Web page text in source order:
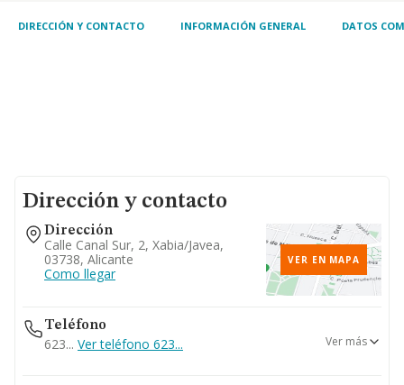
establecimien
DIRECCIÓN Y CONTACTO INFORMACIÓN GENERAL DATOS
Dirección y contacto
Dirección
Calle Canal Sur, 2, Xabia/javea,
03738, Alicante
Como llegar
VER EN MAPA
Teléfono
623... Ver teléfono 623... Ver más